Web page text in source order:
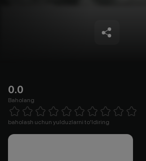
0.0
Baholang
1 Star 2 Stars 3 Stars 4 Stars5 Stars 6 Stars7 Stars8 Stars
baholash uchun yulduzlarni to'ldiring